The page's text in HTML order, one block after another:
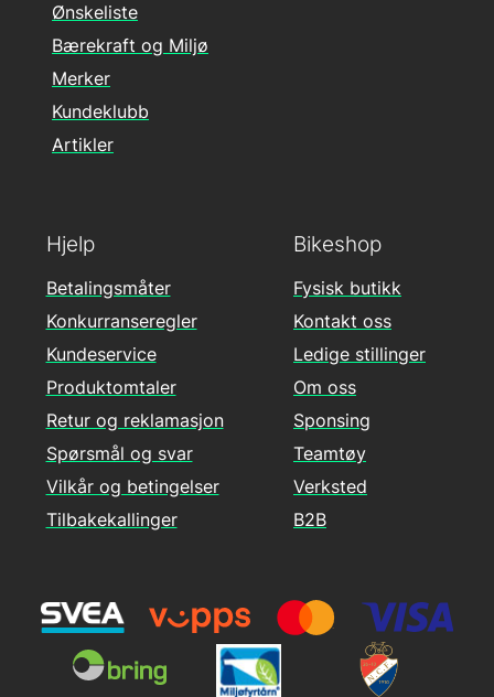
Hjelp
Betalingsmåter
Konkurranseregler
Kundeservice
Produktomtaler
Retur og reklamasjon
Spørsmål og svar
Vilkår og betingelser
Tilbakekallinger
Ønskeliste
Bærekraft og Miljø
Merker
Kundeklubb
Artikler
Bikeshop
Fysisk butikk
Kontakt oss
Ledige stillinger
Om oss
Sponsing
Teamtøy
Verksted
B2B